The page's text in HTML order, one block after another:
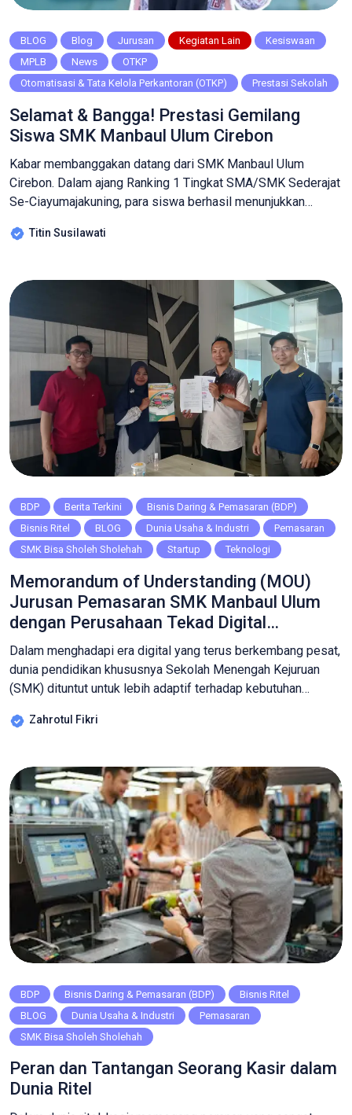
BLOG Blog Jurusan Kegiatan Lain
Kesiswaan
MPLB
News
OTKP
Otomatisasi & Tata Kelola Perkantoran (OTKP)
Prestasi Sekolah
Selamat & Bangga! Prestasi Gemilang
Siswa SMK Manbaul Ulum Cirebon
Kabar membanggakan datang dari SMK Manbaul Ulum
Cirebon. Dalam ajang Ranking 1 Tingkat SMA/SMK Sederajat
Se-Ciayumajakuning, para siswa berhasil menunjukkan
dengan 131 peserta dari berbagai sekolah. Dengan penuh
SMK Manbaul Ulum sukses masuk 10 Besar, sebuah
pencapaian luar biasa yang patut […]
Titin Susilawati
BDP Berita Terkini
Bisnis Daring & Pemasaran (BDP)
Bisnis Ritel
BLOG Dunia Usaha & Industri
Pemasaran
SMK Bisa Sholeh Sholehah
Startup Teknologi
Memorandum of Understanding (MOU)
Jurusan Pemasaran SMK Manbaul Ulum
dengan Perusahaan Tekad Digital
Indonesia
Dalam menghadapi era digital yang terus berkembang pesat,
dunia pendidikan khususnya Sekolah Menengah Kejuruan
(SMK) dituntut untuk lebih adaptif terhadap kebutuhan
adalah menjalin kerjasama dengan Perusahaan Tekad digital
dengan jurusan Pemasaran yang memiliki visi untuk
menyiapkan lulusan siap […]
Zahrotul Fikri
BDP Bisnis Daring & Pemasaran (BDP)
Bisnis Ritel
BLOG
Dunia Usaha & Industri
Pemasaran
SMK Bisa Sholeh Sholehah
Peran dan Tantangan Seorang Kasir dalam
Dunia Ritel